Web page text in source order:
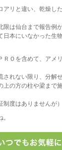
リと違い、乾燥し
は仙台まで報告例
本にいなかった生
Ｏを含めて、アメ
れない限り、分解
上の方の柱や梁まで
制度はありませんが）